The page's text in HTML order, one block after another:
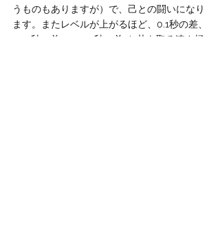
うものもありますが）で、己との闘いになり
ます。またレベルが上がるほど、0.1秒の差、
0.01秒の差、0.001秒の差…と札を取る速さ極